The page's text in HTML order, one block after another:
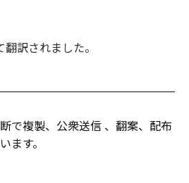
訳されました。
で複製、公衆送信 、翻案、配布
ます。